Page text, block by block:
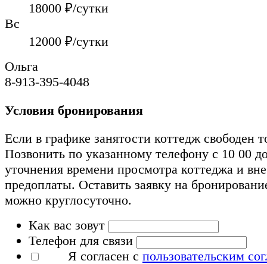
18000 ₽/сутки
Вс
12000 ₽/сутки
Ольга
8-913-395-4048
Условия бронирования
Если в графике занятости коттедж свободен
Позвонить по указанному телефону с 10 00
уточнения времени просмотра коттеджа и
предоплаты. Оставить заявку на
можно круглосуточно.
Как вас зовут
Телефон для связи
Я согласен с пользовательским